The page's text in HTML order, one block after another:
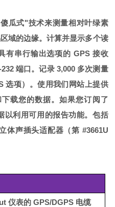
傻瓜式"技术来测量相对叶绿素
域的边缘。计算并显示多个读
有串行输出选项的 GPS 接收
端口。记录 3,000 多次测量
选项）。使用我们网站上提供
载您的数据。如果您订阅了
以利用可用的报告功能。包括
体声插头适配器（第 #3661U
仪表的 GPS/DGPS 电缆